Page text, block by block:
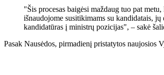
"Šis procesas baigėsi maždaug tuo pat
išnaudojome susitikimams su kandidatais,
kandidatūras į ministrų pozicijas", – sakė
Pasak Nausėdos, pirmadienį pristatytos